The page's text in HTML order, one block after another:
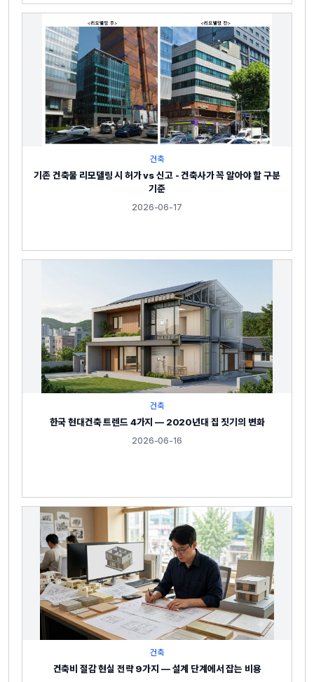
건축
기존 건축물 리모델링 시 허가 vs 신고 - 건축사가 꼭 알아야 할 구분
기준
2026-06-17
건축
한국 현대건축 트렌드 4가지 — 2020년대 집 짓기의 변화
2026-06-16
건축
건축비 절감 현실 전략 9가지 — 설계 단계에서 잡는 비용